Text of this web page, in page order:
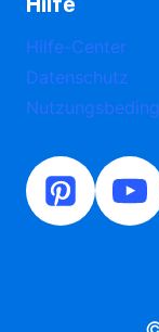
Hilfe-Center
Datenschutz